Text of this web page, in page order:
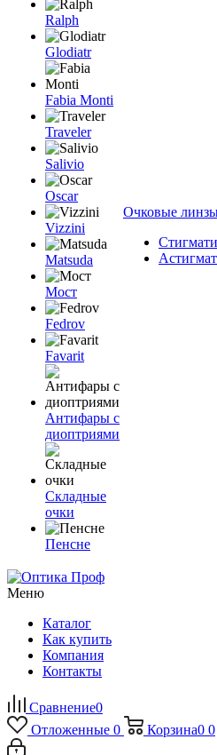
Ralph
Glodiatr
Fabia Monti
Traveler
Salivio
Oscar
Vizzini
Matsuda
Мост
Fedrov
Favarit
Антифары с
диоптриями
Складные
очки
Пенсне
Очковые
Меню
Каталог
Как купить
Компания
Контакты
Сравнение0
Отложенные 0 Корзина0 0